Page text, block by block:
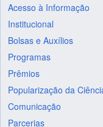
Acesso à Informação
Institucional
Bolsas e Auxílios
Programas
Prêmios
Popularização da
Comunicação
Parcerias